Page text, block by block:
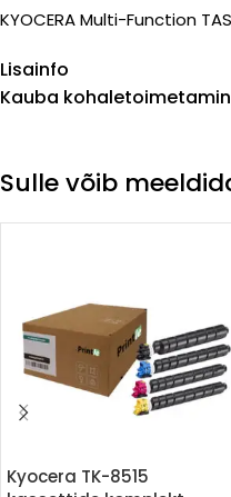
KYOCERA Multi-Function
Lisainfo
Kauba
Sulle võib
Kyocera TK-8515